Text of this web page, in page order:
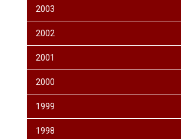
2003
2002
2001
2000
1999
1998